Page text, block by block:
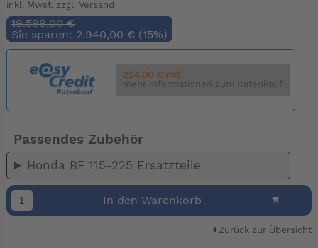
inkl. Mwst. zzgl. Versand
19.599,00 €
Sie sparen: 2.940,00 € (15%)
224.00 € mtl.
mehr Informationen zum Ratenkauf
Passendes Zubehör
Honda BF 115-225 Ersatzteile
In den Warenkorb
Zurück zur Übersicht